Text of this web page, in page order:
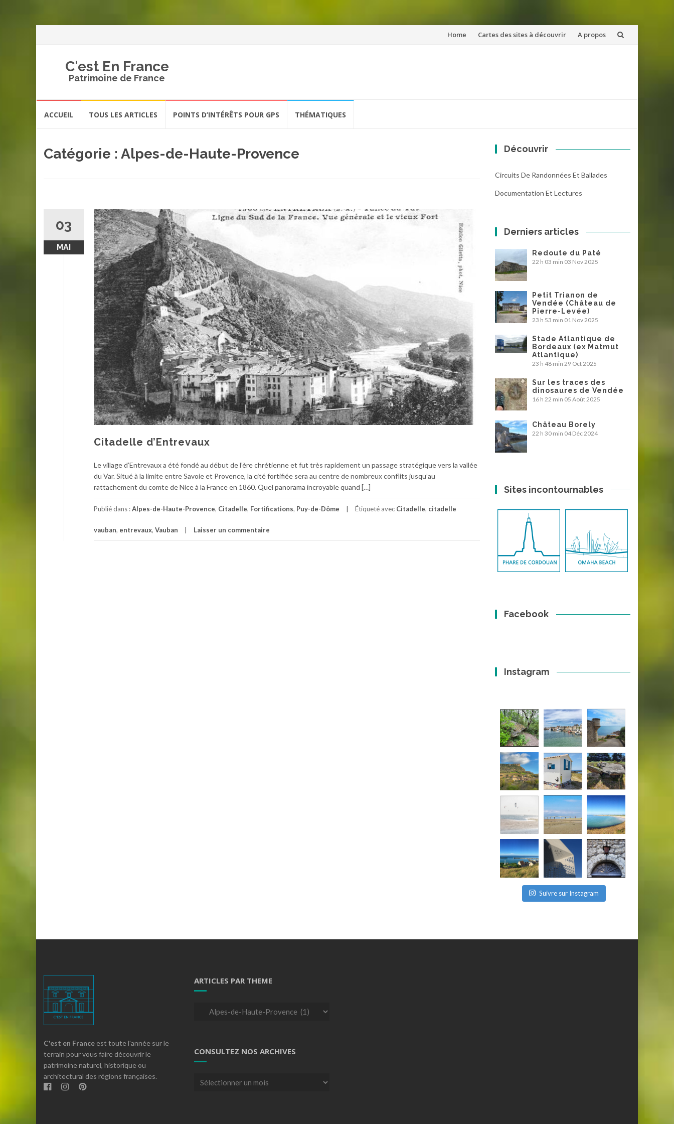
Aller
Home Cartes des sites à découvrir A propos
C'est En France
Patrimoine de France
ACCUEIL TOUS LES ARTICLES POINTS D’INTÉRÊTS POUR GPS THÉMATIQUES
Catégorie : Alpes-de-Haute-Provence
03
MAI
Citadelle d’Entrevaux
Le village d’Entrevaux a été fondé au début de l’ère chrétienne et fut très rapidement un passage stratégique vers la vallée
du Var. Situé à la limite entre Savoie et Provence, la cité fortifiée sera au centre de nombreux conflits jusqu’au
rattachement du comte de Nice à la France en 1860. Quel panorama incroyable quand […]
Publié dans :Alpes-de-Haute-Provence, Citadelle, Fortifications, Puy-de-Dôme Étiqueté avec Citadelle, citadelle
vauban, entrevaux, Vauban Laisser un commentaire
Découvrir
Circuits De Randonnées Et Ballades
Documentation Et Lectures
Derniers articles
Redoute du Paté
22 h 03 min 03 Nov 2025
Petit Trianon de
Vendée (Château de
Pierre-Levée)
23 h 53 min 01 Nov 2025
Stade Atlantique de
Bordeaux (ex Matmut
Atlantique)
23 h 48 min 29 Oct 2025
Sur les traces des
dinosaures de Vendée
16 h 22 min 05 Août 2025
Château Borely
22 h 30 min 04 Déc 2024
Sites incontournables
Facebook
Instagram
Suivre sur Instagram
C'est en France est toute l'année sur le
terrain pour vous faire découvrir le
patrimoine naturel, historique ou
architectural des régions françaises.
ARTICLES PAR THEME
Articles
CONSULTEZ NOS ARCHIVES
Consultez